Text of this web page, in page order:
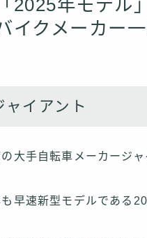
「2025年モデル
イクメーカー一
ャイアント
大手自転車メーカージャ
早速新型モデルである